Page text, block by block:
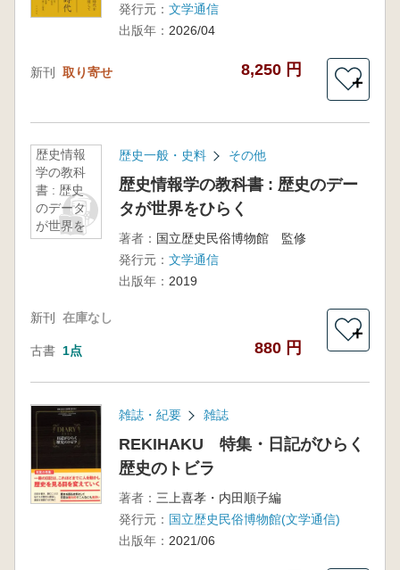
発行元： 文学通信
出版年： 2026/04
新刊 取り寄せ 8,250 円
＋
歴史情報
学の教科
書 : 歴史
のデータ
が世界を
ひらく
歴史一般・史料 その他
歴史情報学の教科書 : 歴史のデー
タが世界をひらく
著者： 国立歴史民俗博物館 監修
発行元： 文学通信
出版年： 2019
新刊 在庫なし
古書 1点 880 円
＋
雑誌・紀要 雑誌
REKIHAKU 特集・日記がひらく
歴史のトビラ
著者： 三上喜孝・内田順子編
発行元： 国立歴史民俗博物館(文学通信)
出版年： 2021/06